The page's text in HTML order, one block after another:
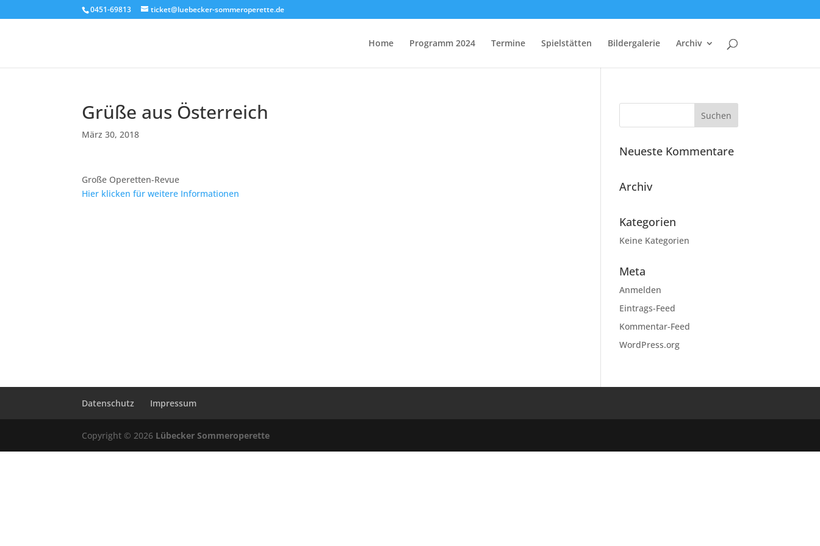
0451-69813 ticket@luebecker-sommeroperette.de
Home Programm 2024 Termine Spielstätten Bildergalerie Archiv
Grüße aus Österreich
März 30, 2018
Große Operetten-Revue
Hier klicken für weitere Informationen
Neueste Kommentare
Archiv
Kategorien
Keine Kategorien
Meta
Anmelden
Eintrags-Feed
Kommentar-Feed
WordPress.org
Datenschutz Impressum
Copyright © 2026 Lübecker Sommeroperette